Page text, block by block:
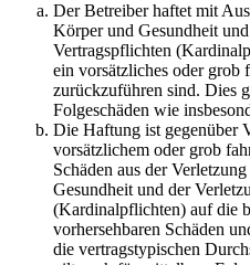
Der Betreiber haftet mit
Körper und Gesundheit
Vertragspflichten
ein vorsätzliches oder grob
zurückzuführen sind. Dies
Folgeschäden wie
Die Haftung ist gegenüber
vorsätzlichem oder grob
Schäden aus der
Gesundheit und der
(Kardinalpflichten) auf die
vorhersehbaren Schäden
die vertragstypischen